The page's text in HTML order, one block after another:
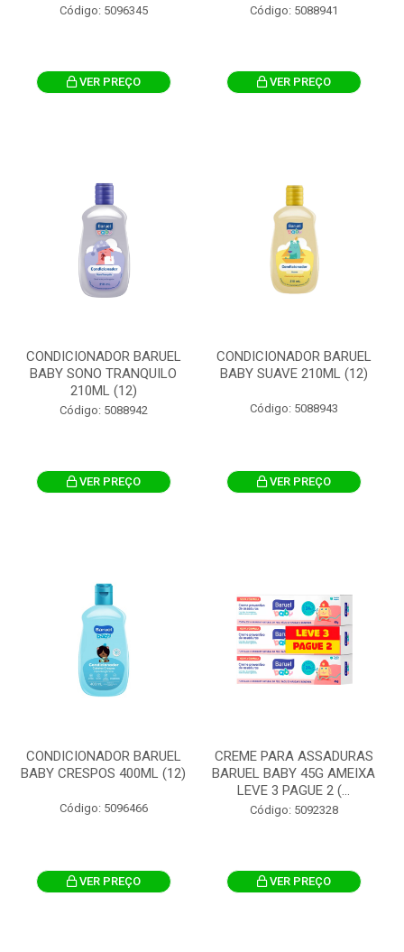
Código: 5096345
VER PREÇO
Código: 5088941
VER PREÇO
CONDICIONADOR BARUEL
BABY SONO TRANQUILO
210ML (12)
Código: 5088942
VER PREÇO
CONDICIONADOR BARUEL
BABY SUAVE 210ML (12)
Código: 5088943
VER PREÇO
CONDICIONADOR BARUEL
BABY CRESPOS 400ML (12)
Código: 5096466
VER PREÇO
CREME PARA ASSADURAS
BARUEL BABY 45G AMEIXA
LEVE 3 PAGUE 2 (...
Código: 5092328
VER PREÇO